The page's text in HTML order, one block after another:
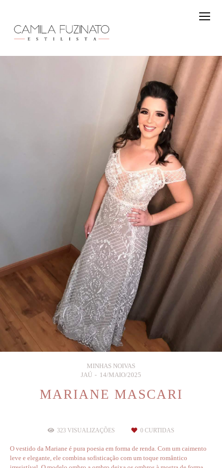
MINHAS NOIVAS
JAÚ
14/MAIO/2025
MARIANE MASCARI
323 VISUALIZAÇÕES 0 CURTIDAS
O vestido da Mariane é pura poesia em forma de renda. Com um caimento
leve e elegante, ele combina sofisticação com um toque romântico